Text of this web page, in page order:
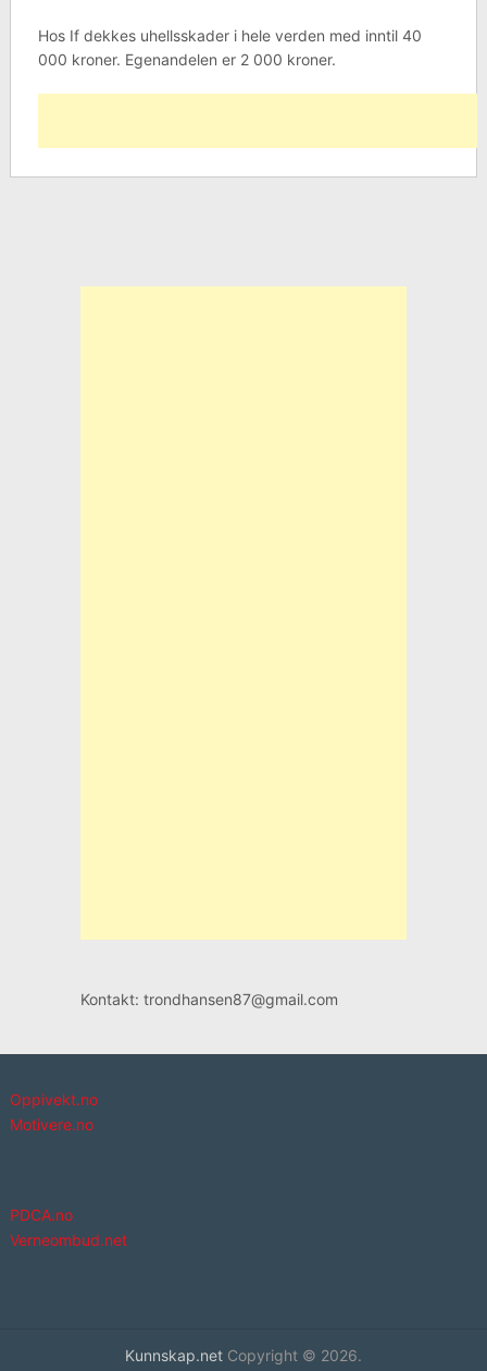
Hos If dekkes uhellsskader i hele verden med inntil 40
000 kroner. Egenandelen er 2 000 kroner.
Kontakt: trondhansen87@gmail.com
Oppivekt.no
Motivere.no
PDCA.no
Verneombud.net
Kunnskap.netCopyright © 2026.